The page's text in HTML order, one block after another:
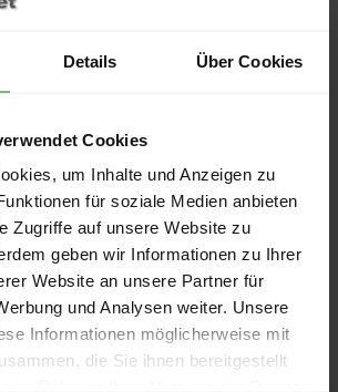
Details Über Cookies
Cookies
um Inhalte und Anzeigen zu
für soziale Medien anbieten
Zugriffe auf unsere Website zu
geben wir Informationen zu Ihrer
Website an unsere Partner für
und Analysen weiter. Unsere
Informationen möglicherweise mit
die Sie ihnen bereitgestellt
lose Ware
2026
2026
für Holzpellets in Deutschland
auf unsererPelletspreise-Seite
nachvollziehen.